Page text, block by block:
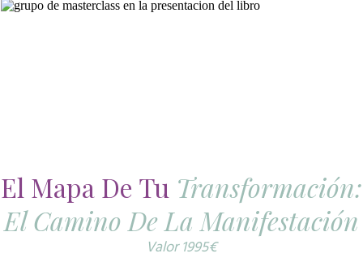
El Mapa De Tu Transformación:
El Camino De La Manifestación
Valor 1995€